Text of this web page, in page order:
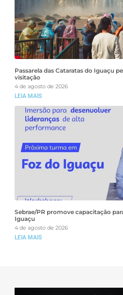
Passarela das Cataratas do Iguaçu
visitação
4 de agosto de 2026
LEIA MAIS
Sebrae/PR promove capacitação
Iguaçu
4 de agosto de 2026
LEIA MAIS